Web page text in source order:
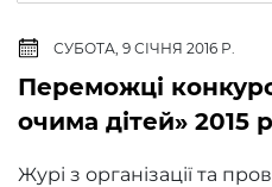
СУБОТА, 9 СІЧНЯ 2016 Р.
Переможці
очима дітей» 2015
Журі з організації та